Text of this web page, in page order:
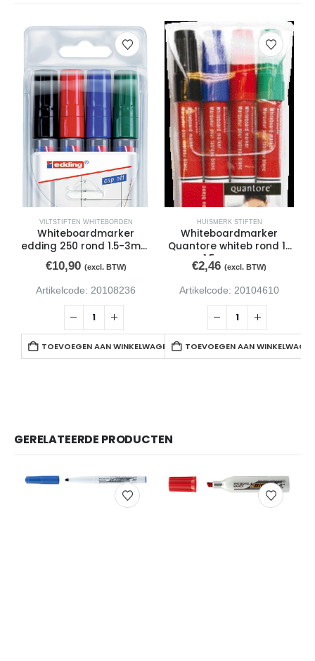
VILTSTIFTEN WHITEBORDEN
Whiteboardmarker
edding 250 rond 1.5-3mm
ass
€10,90 (excl. BTW)
Artikelcode: 20108236
TOEVOEGEN AAN WINKELWAGEN
HUISMERK STIFTEN
Whiteboardmarker
Quantore whiteb rond 1-
1.5mm ass
€2,46 (excl. BTW)
Artikelcode: 20104610
TOEVOEGEN AAN
GERELATEERDE PRODUCTEN